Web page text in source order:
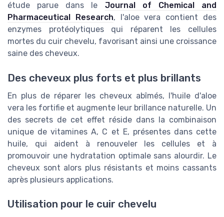
étude parue dans le Journal of Chemical and
Pharmaceutical Research, l'aloe vera contient des
enzymes protéolytiques qui réparent les cellules
mortes du cuir chevelu, favorisant ainsi une croissance
saine des cheveux.
Des cheveux plus forts et plus brillants
En plus de réparer les cheveux abîmés, l'huile d'aloe
vera les fortifie et augmente leur brillance naturelle. Un
des secrets de cet effet réside dans la combinaison
unique de vitamines A, C et E, présentes dans cette
huile, qui aident à renouveler les cellules et à
promouvoir une hydratation optimale sans alourdir. Le
cheveux sont alors plus résistants et moins cassants
après plusieurs applications.
Utilisation pour le cuir chevelu